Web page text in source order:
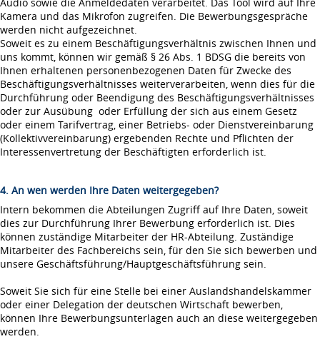
Kamera und das Mikrofon zugreifen. Die Bewerbungsgespräche
werden nicht aufgezeichnet.
Soweit es zu einem Beschäftigungsverhältnis zwischen Ihnen und
uns kommt, können wir gemäß § 26 Abs. 1 BDSG die bereits von
Ihnen erhaltenen personenbezogenen Daten für Zwecke des
Beschäftigungsverhältnisses weiterverarbeiten, wenn dies für die
Durchführung oder Beendigung des Beschäftigungsverhältnisses
oder zur Ausübung oder Erfüllung der sich aus einem Gesetz
oder einem Tarifvertrag, einer Betriebs- oder Dienstvereinbarung
(Kollektivvereinbarung) ergebenden Rechte und Pflichten der
Interessenvertretung der Beschäftigten erforderlich ist.
4. An wen werden Ihre Daten weitergegeben?
Intern bekommen die Abteilungen Zugriff auf Ihre Daten, soweit
dies zur Durchführung Ihrer Bewerbung erforderlich ist. Dies
können zuständige Mitarbeiter der HR-Abteilung. Zuständige
Mitarbeiter des Fachbereichs sein, für den Sie sich bewerben und
unsere Geschäftsführung/Hauptgeschäftsführung sein.
Soweit Sie sich für eine Stelle bei einer Auslandshandelskammer
oder einer Delegation der deutschen Wirtschaft bewerben,
können Ihre Bewerbungsunterlagen auch an diese weitergegeben
werden.